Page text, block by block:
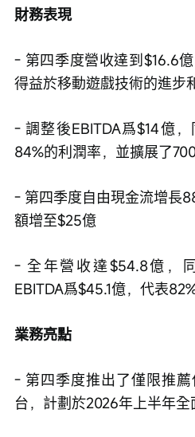
財務表現
- 第四季度營收達到$16.6
得益於移動遊戲技術的進步
- 調整後EBITDA爲$14億
84%的利潤率，並擴展了
- 第四季度自由現金流增長
額增至$25億
- 全年營收達$54.8億，
EBITDA爲$45.1億，代表
業務亮點
- 第四季度推出了僅限推
台，計劃於2026年上半年全